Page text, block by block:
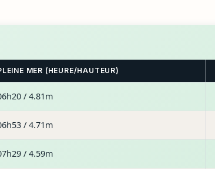
MER (HEURE/HAUTEUR)
/ 4.81m
/ 4.71m
/ 4.59m